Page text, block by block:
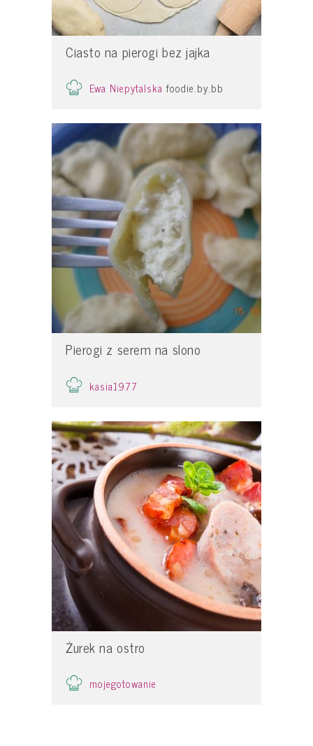
Ciasto na pierogi bez jajka
Ewa Niepytalska foodie.by.bb
Pierogi z serem na slono
kasia1977
Żurek na ostro
mojegotowanie